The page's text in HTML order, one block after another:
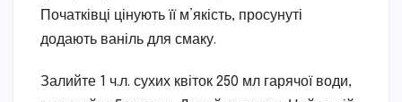
Початківці цінують її м’якість, просунуті
додають ваніль для смаку.
Залийте 1 ч.л. сухих квіток 250 мл гарячої води,